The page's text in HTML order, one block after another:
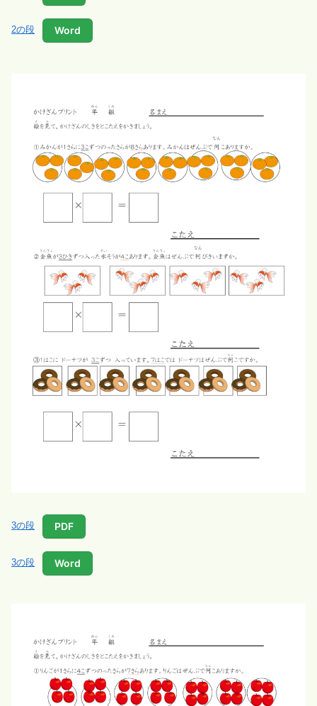
2の段 Word
3の段 PDF
3の段 Word